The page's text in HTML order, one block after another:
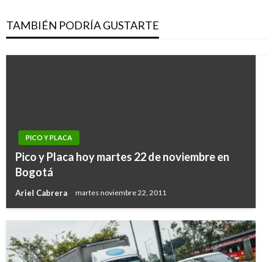
TAMBIÉN PODRÍA GUSTARTE
PICO Y PLACA
Pico y Placa hoy martes 22 de noviembre en
Bogotá
Ariel Cabrera martes noviembre 22, 2011